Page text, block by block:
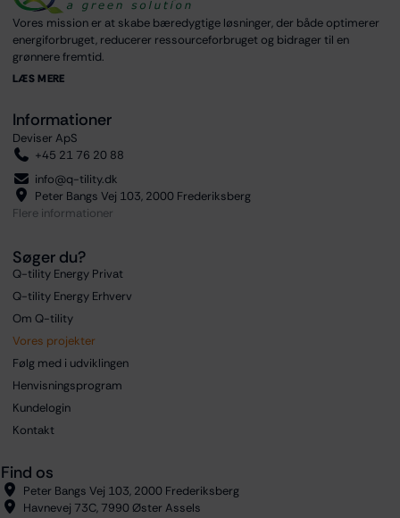
Vores mission er at skabe bæredygtige løsninger, der både optimerer
energiforbruget, reducerer ressourceforbruget og bidrager til en
grønnere fremtid.
LÆS MERE
Informationer
Deviser ApS
+45 21 76 20 88
info@q-tility.dk
Peter Bangs Vej 103, 2000 Frederiksberg
Flere informationer
Søger du?
Q-tility Energy Privat
Q-tility Energy Erhverv
Om Q-tility
Vores projekter
Følg med i udviklingen
Henvisningsprogram
Kundelogin
Kontakt
Find os
Peter Bangs Vej 103, 2000 Frederiksberg
Havnevej 73C, 7990 Øster Assels